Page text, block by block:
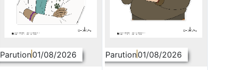
Parution01/08/2026 Parution01/08/2026